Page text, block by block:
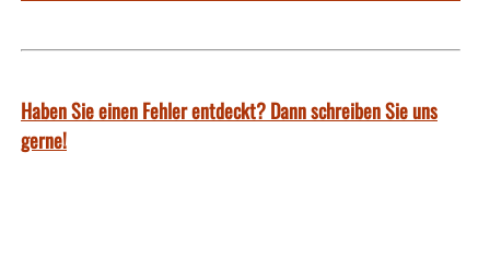
Haben Sie einen Fehler entdeckt? Dann schreiben Sie uns
gerne!